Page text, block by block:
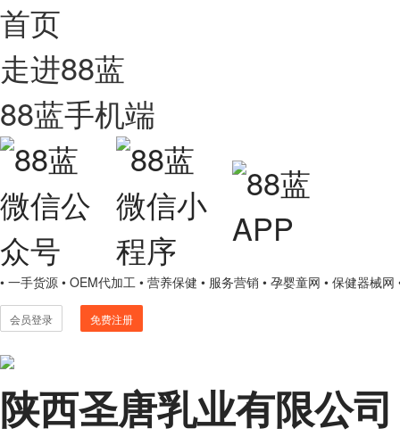
首页
走进88蓝
88蓝手机端
• 一手货源 • OEM代加工 • 营养保健 • 服务营销 • 孕婴童网 • 保健器械网
会员登录 免费注册
陕西圣唐乳业有限公司